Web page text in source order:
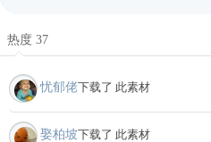
热度 37
忧郁佬下载了 此素材
娶柏坡下载了 此素材